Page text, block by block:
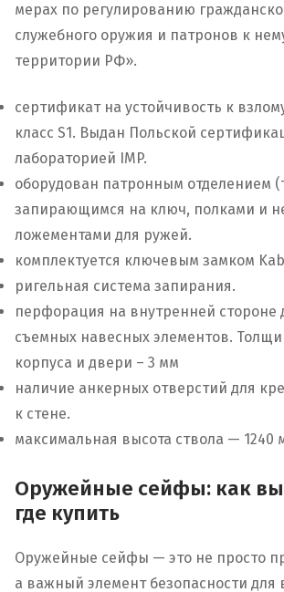
мерах по регулированию
служебного оружия и патронов к
территории РФ».
сертификат на устойчивость к
класс S1. Выдан Польской
лабораторией IMP.
оборудован патронным отделением
запирающимся на ключ, полками и
ложементами для ружей.
комплектуется ключевым замком
ригельная система запирания.
перфорация на внутренней стороне
съемных навесных элементов.
корпуса и двери – 3 мм
наличие анкерных отверстий для
к стене.
максимальная высота ствола — 1240
Оружейные сейфы: как
где купить
Оружейные сейфы — это не просто
а важный элемент безопасности для